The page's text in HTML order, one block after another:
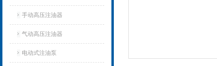
手动高压注油器
气动高压注油器
电动式注油泵